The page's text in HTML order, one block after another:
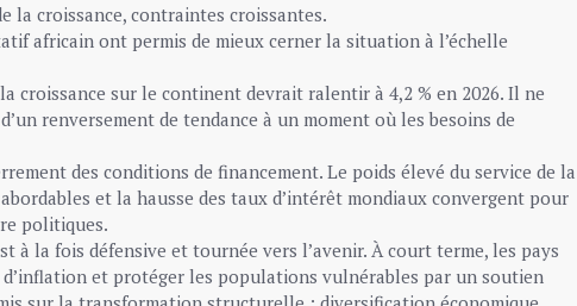
la croissance, contraintes croissantes.
africain ont permis de mieux cerner la situation à l’échelle
croissance sur le continent devrait ralentir à 4,2 % en 2026. Il ne
renversement de tendance à un moment où les besoins de
des conditions de financement. Le poids élevé du service de la
et la hausse des taux d’intérêt mondiaux convergent pour
politiques.
à la fois défensive et tournée vers l’avenir. À court terme, les pays
et protéger les populations vulnérables par un soutien